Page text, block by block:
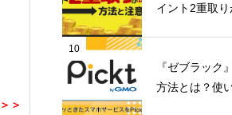
＞＞
イント2重取り
10
『ゼブラック
方法とは？使